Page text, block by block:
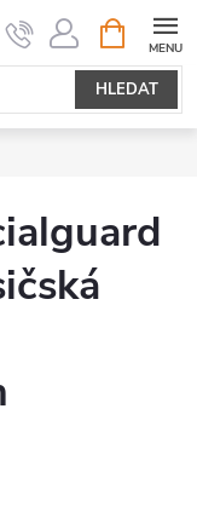
HLEDAT
NÁKUPNÍ
KOŠÍK